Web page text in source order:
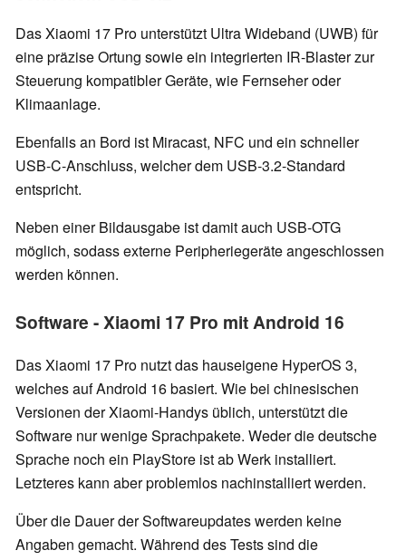
Das Xiaomi 17 Pro unterstützt Ultra Wideband (UWB) für
eine präzise Ortung sowie ein integrierten IR-Blaster zur
Steuerung kompatibler Geräte, wie Fernseher oder
Klimaanlage.
Ebenfalls an Bord ist Miracast, NFC und ein schneller
USB-C-Anschluss, welcher dem USB-3.2-Standard
entspricht.
Neben einer Bildausgabe ist damit auch USB-OTG
möglich, sodass externe Peripheriegeräte angeschlossen
werden können.
Software - Xiaomi 17 Pro mit Android 16
Das Xiaomi 17 Pro nutzt das hauseigene HyperOS 3,
welches auf Android 16 basiert. Wie bei chinesischen
Versionen der Xiaomi-Handys üblich, unterstützt die
Software nur wenige Sprachpakete. Weder die deutsche
Sprache noch ein PlayStore ist ab Werk installiert.
Letzteres kann aber problemlos nachinstalliert werden.
Über die Dauer der Softwareupdates werden keine
Angaben gemacht. Während des Tests sind die